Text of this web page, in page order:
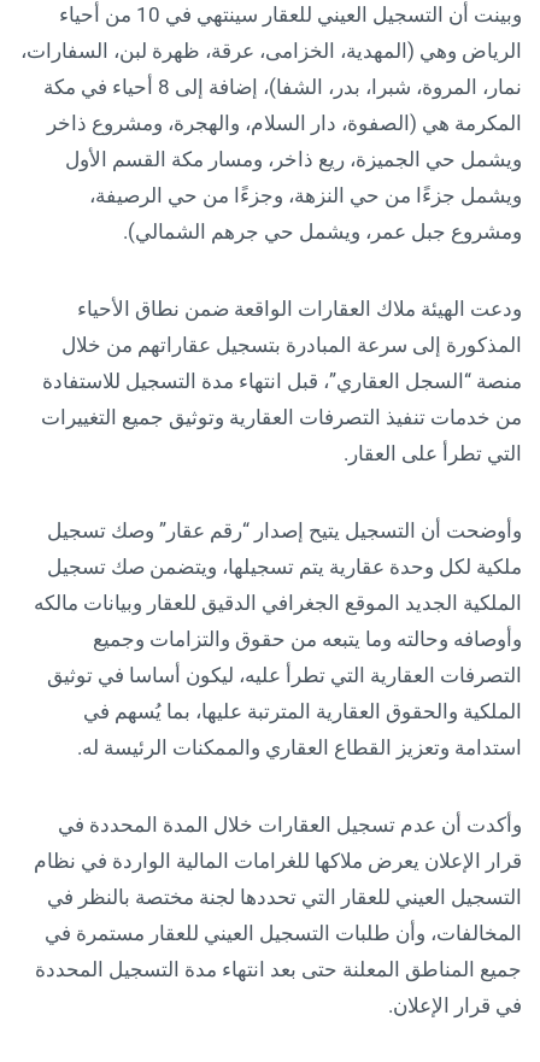
وبينت أن التسجيل العيني للعقار سينتهي في 10 من أحياء
الرياض وهي (المهدية، الخزامى، عرقة، ظهرة لبن، السفارات،
نمار، المروة، شبرا، بدر، الشفا)، إضافة إلى 8 أحياء في مكة
المكرمة هي (الصفوة، دار السلام، والهجرة، ومشروع ذاخر
ويشمل حي الجميزة، ريع ذاخر، ومسار مكة القسم الأول
ويشمل جزءًا من حي النزهة، وجزءًا من حي الرصيفة،
ومشروع جبل عمر، ويشمل حي جرهم الشمالي).
ودعت الهيئة ملاك العقارات الواقعة ضمن نطاق الأحياء
المذكورة إلى سرعة المبادرة بتسجيل عقاراتهم من خلال
منصة “السجل العقاري”، قبل انتهاء مدة التسجيل للاستفادة
من خدمات تنفيذ التصرفات العقارية وتوثيق جميع التغييرات
التي تطرأ على العقار.
وأوضحت أن التسجيل يتيح إصدار “رقم عقار” وصك تسجيل
ملكية لكل وحدة عقارية يتم تسجيلها، ويتضمن صك تسجيل
الملكية الجديد الموقع الجغرافي الدقيق للعقار وبيانات مالكه
وأوصافه وحالته وما يتبعه من حقوق والتزامات وجميع
التصرفات العقارية التي تطرأ عليه، ليكون أساسا في توثيق
الملكية والحقوق العقارية المترتبة عليها، بما يُسهم في
استدامة وتعزيز القطاع العقاري والممكنات الرئيسة له.
وأكدت أن عدم تسجيل العقارات خلال المدة المحددة في
قرار الإعلان يعرض ملاكها للغرامات المالية الواردة في نظام
التسجيل العيني للعقار التي تحددها لجنة مختصة بالنظر في
المخالفات، وأن طلبات التسجيل العيني للعقار مستمرة في
جميع المناطق المعلنة حتى بعد انتهاء مدة التسجيل المحددة
في قرار الإعلان.